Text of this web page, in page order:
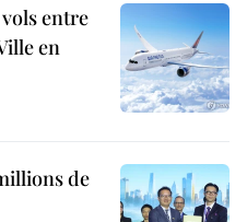
entre
en
de